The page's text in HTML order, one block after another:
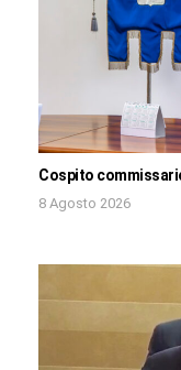
Cospito
8 Agosto 2026